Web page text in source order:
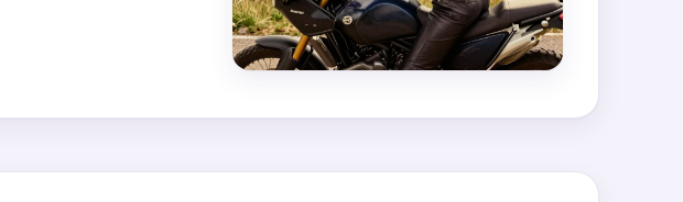
MapLibre|OpenFreeMap © OpenMapTilesData fromOpenStreetMap